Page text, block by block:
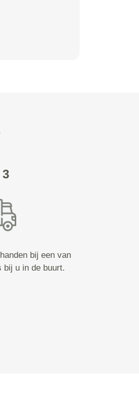
bij een van
bij u in de buurt.